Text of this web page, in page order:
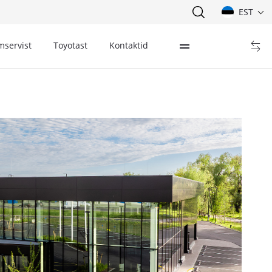
EST
Toyotast Kontaktid